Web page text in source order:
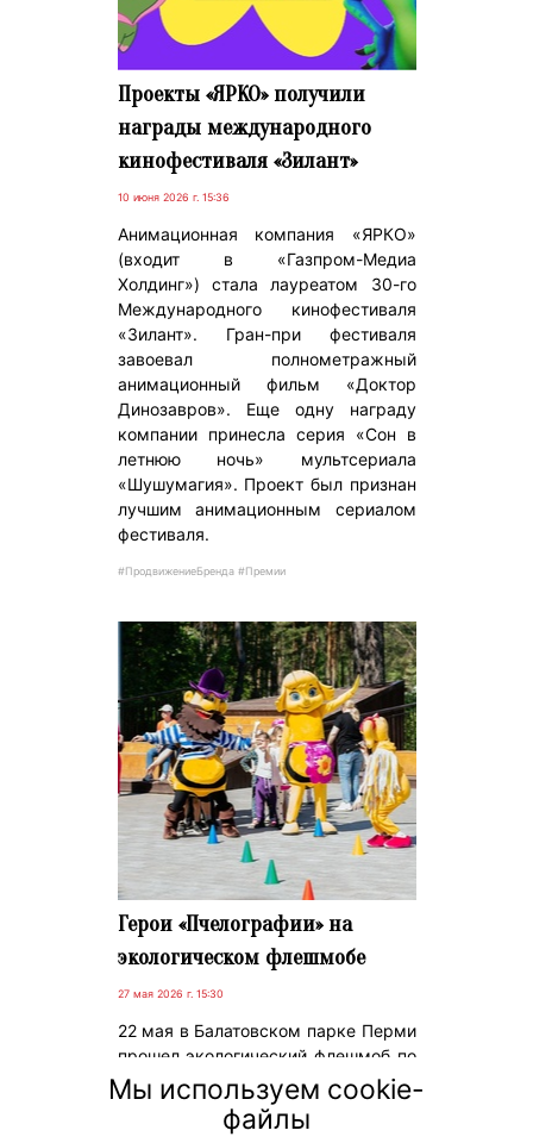
Проекты «ЯРКО» получили
награды международного
кинофестиваля «Зилант»
10 июня 2026 г. 15:36
Анимационная компания «ЯРКО»
(входит в «Газпром-Медиа
Холдинг») стала лауреатом 30-го
Международного кинофестиваля
«Зилант». Гран-при фестиваля
завоевал полнометражный
анимационный фильм «Доктор
Динозавров». Еще одну награду
компании принесла серия «Сон в
летнюю ночь» мультсериала
«Шушумагия». Проект был признан
лучшим анимационным сериалом
фестиваля.
#ПродвижениеБренда #Премии
Герои «Пчелографии» на
экологическом флешмобе
27 мая 2026 г. 15:30
22 мая в Балатовском парке Перми
прошел экологический флешмоб по
высадке медоносных растений,
организованный при поддержке
компании «Тенториум» и Музея
Мы используем cookie-
файлы